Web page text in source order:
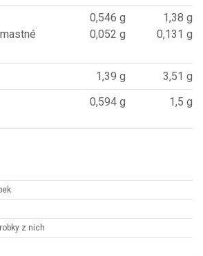
0,546 g
0,052 g
1,38 g
0,131 g
1,39 g
3,51 g
0,594 g 1,5 g
z nich